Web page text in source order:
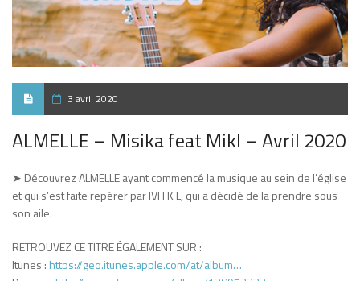
3 avril 2020
ALMELLE – Misika feat Mikl – Avril 2020
➤ Découvrez ALMELLE ayant commencé la musique au sein de l’église
et qui s’est faite repérer par IVI I K L, qui a décidé de la prendre sous
son aile.
RETROUVEZ CE TITRE ÉGALEMENT SUR :
Itunes : https://geo.itunes.apple.com/at/album…